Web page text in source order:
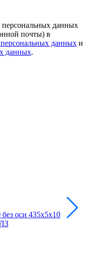
персональных данных
почты) в
данных и
данных.
оси 435х5х10